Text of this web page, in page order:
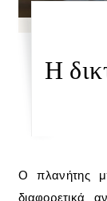
Η
Ο πλανήτης μπορεί να καίγεται, αλλά όλα δείχνουν
διαφορετικά